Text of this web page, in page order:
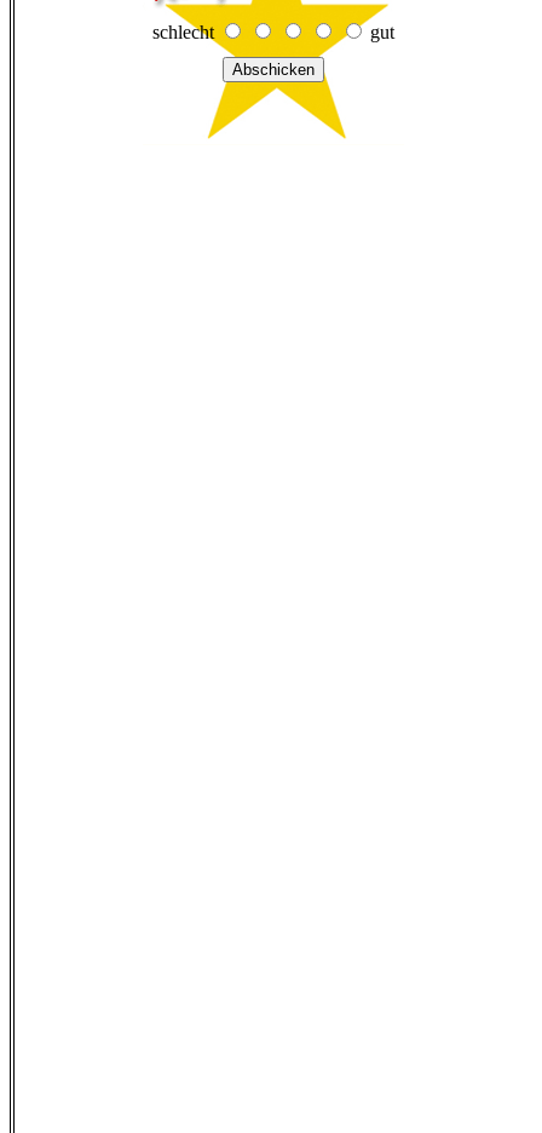
schlecht gut